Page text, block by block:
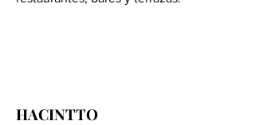
HACINTTO